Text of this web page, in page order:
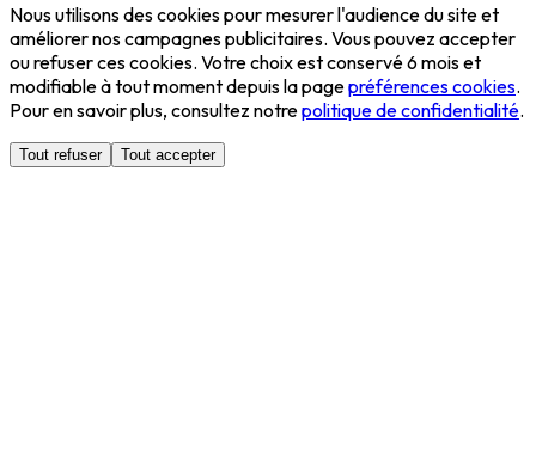
Nous utilisons des cookies pour mesurer l'audience du site et
améliorer nos campagnes publicitaires. Vous pouvez accepter
ou refuser ces cookies. Votre choix est conservé 6 mois et
modifiable à tout moment depuis la pagepréférences cookies.
Pour en savoir plus, consultez notrepolitique de confidentialité.
Tout refuser Tout accepter